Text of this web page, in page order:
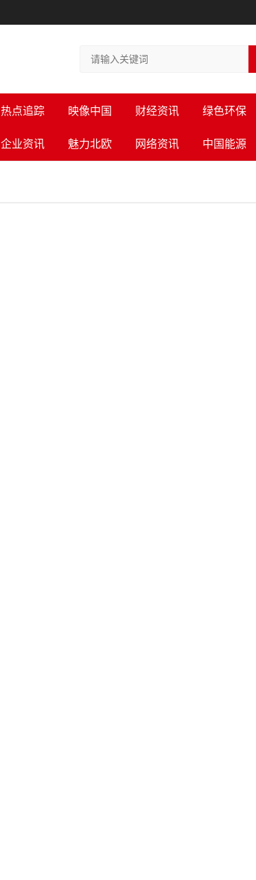
热点追踪 映像中国 财经资讯 绿色环保
企业资讯 魅力北欧 网络资讯 中国能源